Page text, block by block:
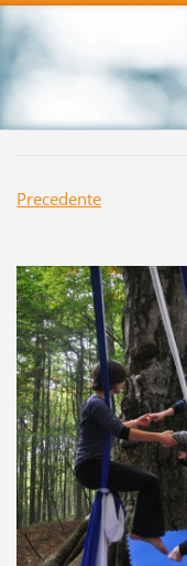
Precedente